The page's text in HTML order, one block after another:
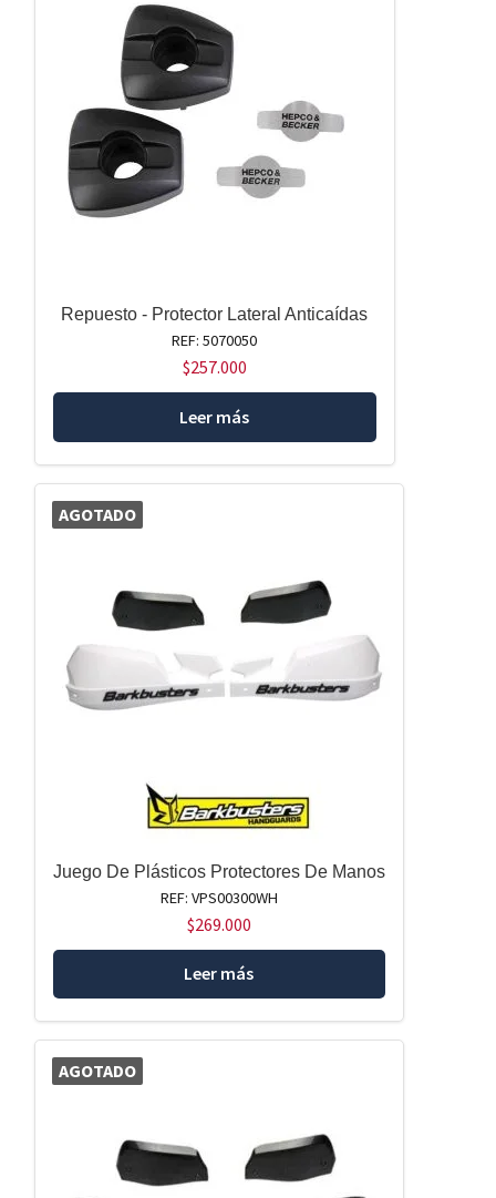
Repuesto - Protector Lateral Anticaídas
REF: 5070050
$257.000
Leer más
AGOTADO
Juego De Plásticos Protectores De Manos
REF: VPS00300WH
$269.000
Leer más
AGOTADO